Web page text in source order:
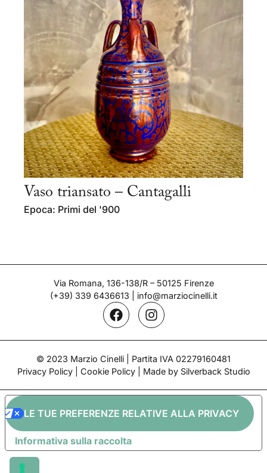
Vaso triansato – Cantagalli
Epoca: Primi del '900
Via Romana, 136-138/R – 50125 Firenze
(+39) 339 6436613
info@marziocinelli.it
© 2023 Marzio Cinelli | Partita IVA 02279160481
Privacy Policy| Cookie Policy| Made by Silverback Studio
Informativa sulla raccolta
LE TUE PREFERENZE RELATIVE ALLA PRIVACY